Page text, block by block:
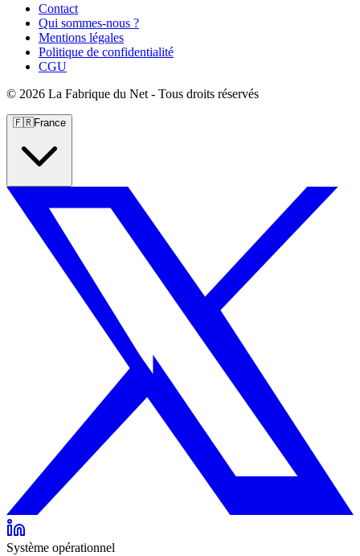
Contact
Qui sommes-nous ?
Mentions légales
Politique de confidentialité
CGU
© 2026 La Fabrique du Net - Tous droits réservés
🇫🇷France
Système opérationnel